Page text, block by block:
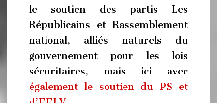
le soutien des partis Les
Républicains et Rassemblement
national, alliés naturels du
gouvernement pour les lois
sécuritaires, mais ici avec
également le soutien du PS et